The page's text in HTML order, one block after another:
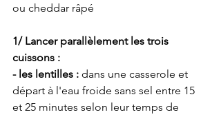
ou cheddar râpé
1/ Lancer parallèlement les trois
cuissons :
- les lentilles : dans une casserole et
départ à l'eau froide sans sel entre 15
et 25 minutes selon leur temps de